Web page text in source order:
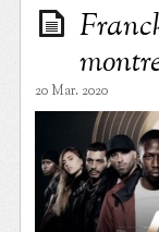
20 Mar. 2020